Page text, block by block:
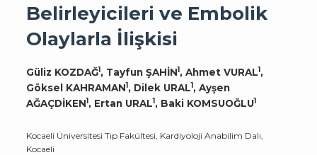
Belirleyicileri ve Embolik
Olaylarla İlişkisi
Güliz KOZDAĞ1, Tayfun ŞAHİN1, Ahmet VURAL1,
Göksel KAHRAMAN1, Dilek URAL1, Ayşen
AĞAÇDİKEN1, Ertan URAL1, Baki KOMSUOĞLU1
Kocaeli Üniversitesi Tıp Fakültesi, Kardiyoloji Anabilim Dalı,
Kocaeli